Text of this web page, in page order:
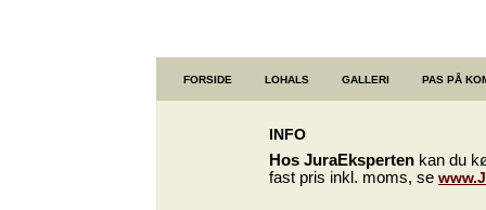
FORSIDE LOHALS GALLERI PAS PÅ
INFO
Hos JuraEksperten kan du
fast pris inkl. moms, se